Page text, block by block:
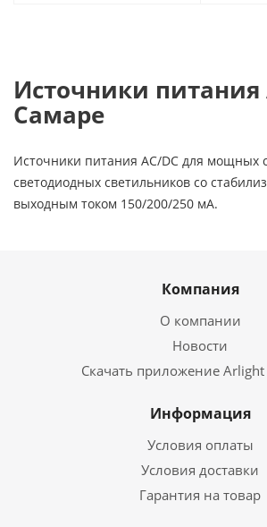
Источники
Самаре
Источники питания AC/DC для мощных
светодиодных светильников со
выходным током 150/200/250 мА.
Компания
О компании
Новости
Скачать приложение
Информация
Условия оплаты
Условия доставки
Гарантия на товар